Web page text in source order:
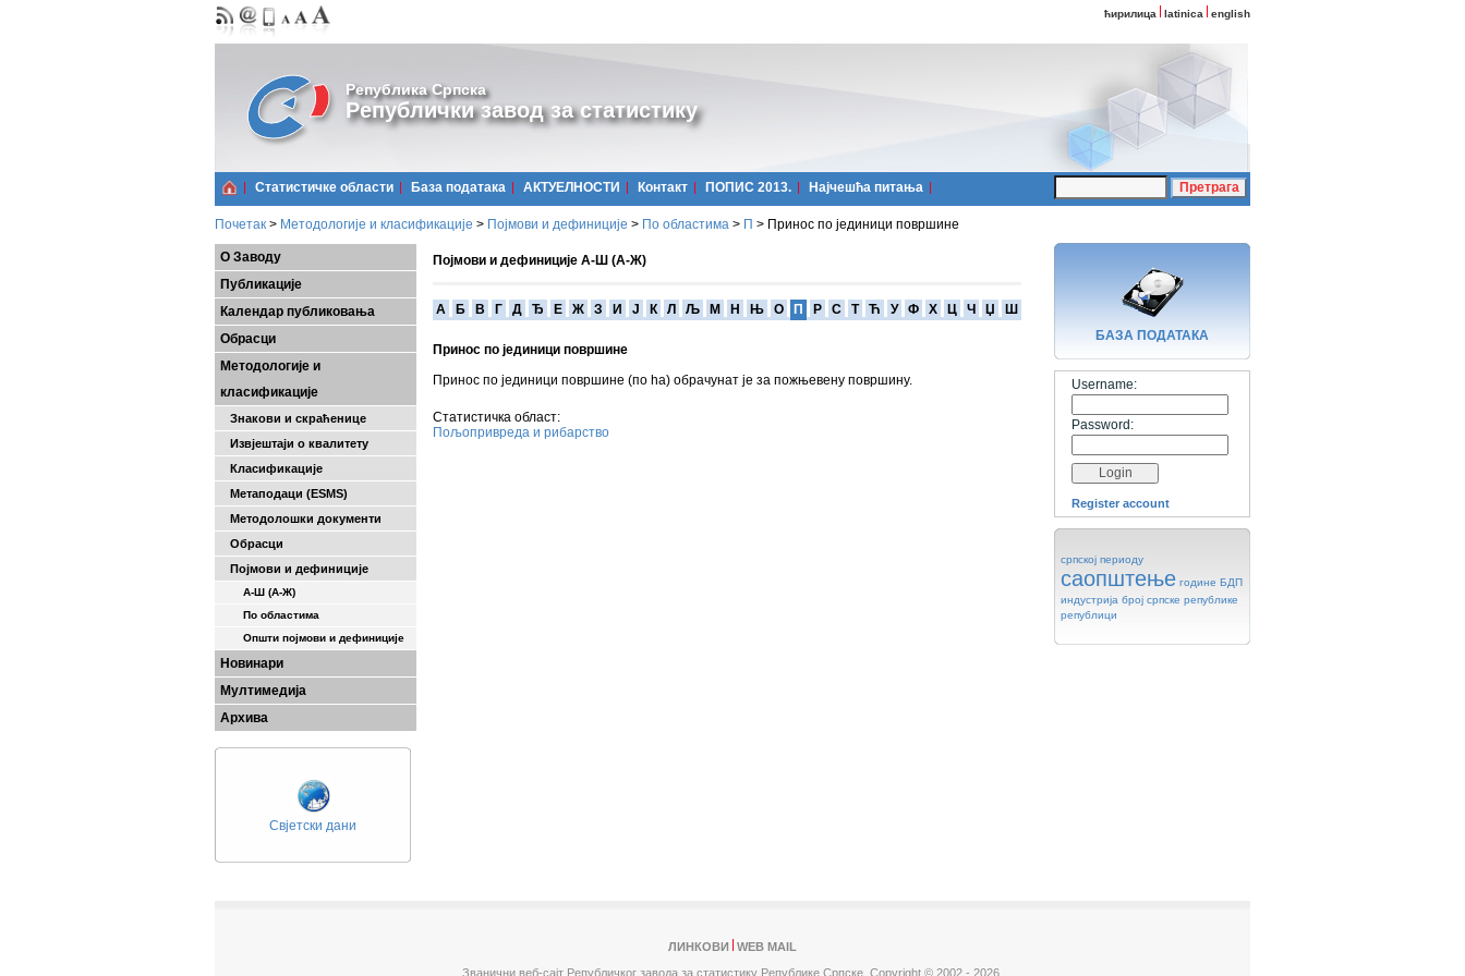
ћирилица latinica english
Република Српска
Републички завод за статистику
Статистичке области Базa података АКТУЕЛНОСТИ Контакт ПОПИС 2013. Најчешћa питања
Почетак > Методологије и класификације > Појмови и дефиниције > По областима > П > Принос по јединици површине
О Заводу
Публикације
Календар публиковања
Обрасци
Методологије и
класификације
Знакови и скраћенице
Извјештаји о квалитету
Класификације
Метаподаци (ESMS)
Методолошки документи
Обрасци
Појмови и дефиниције
А-Ш (A-Ж)
По областима
Општи појмови и дефиниције
Новинари
Мултимедија
Архива
Свјетски дани
Појмови и дефиниције А-Ш (А-Ж)
A Б В Г Д Ђ Е Ж З И Ј К Л Љ М Н Њ О П Р С Т Ћ У Ф Х Ц Ч Џ Ш
Принос по јединици површине
Принос по јединици површине (по ha) обрачунат је за пожњевену површину.
Статистичка област:
Пољопривреда и рибарство
БАЗA ПОДАТАКА
Username:
Password:
Register account
српској периоду
саопштење године БДП
индустрија број српске републике
републици
ЛИНКОВИ
WEB MAIL
Званични веб-сајт Републичког завода за статистику Републике Српске, Copyright © 2002 - 2026.